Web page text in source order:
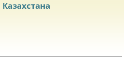
Казахстана